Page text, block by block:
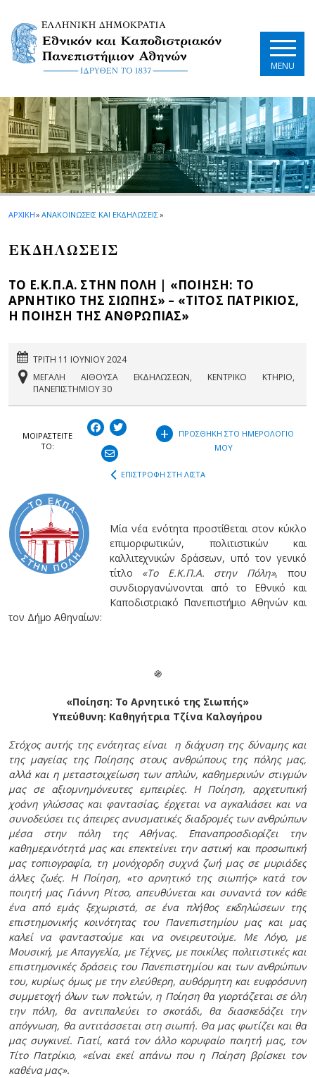
MENU
ΑΡΧΙΚΗ» ΑΝΑΚΟΙΝΩΣΕΙΣ ΚΑΙ ΕΚΔΗΛΩΣΕΙΣ»
EΚΔΗΛΩΣΕΙΣ
ΤΟ Ε.Κ.Π.Α. ΣΤΗΝ ΠΟΛΗ | «ΠΟΙΗΣΗ: ΤΟ
ΑΡΝΗΤΙΚΟ ΤΗΣ ΣΙΩΠΗΣ» – «ΤΙΤΟΣ ΠΑΤΡΙΚΙΟΣ,
Η ΠΟΙΗΣΗ ΤΗΣ ΑΝΘΡΩΠΙΑΣ»
ΤΡΙΤΗ 11 ΙΟΥΝΙΟΥ 2024
ΜΕΓΑΛΗ ΑΙΘΟΥΣΑ ΕΚΔΗΛΩΣΕΩΝ, ΚΕΝΤΡΙΚΟ ΚΤΗΡΙΟ,
ΠΑΝΕΠΙΣΤΗΜΙΟΥ 30
ΜΟΙΡΑΣΤEIΤΕ
ΤΟ:
+
ΠΡΟΣΘΗΚΗ ΣΤΟ ΗΜΕΡΟΛΟΓΙΟ
ΜΟΥ
ΕΠΙΣΤΡΟΦΗ ΣΤΗ ΛΙΣΤΑ
Μία νέα ενότητα προστίθεται στον κύκλο
επιμορφωτικών, πολιτιστικών και
καλλιτεχνικών δράσεων, υπό τον γενικό
τίτλο «Το Ε.Κ.Π.Α. στην Πόλη», που
συνδιοργανώνονται από το Εθνικό και
Καποδιστριακό Πανεπιστήμιο Αθηνών και
τον Δήμο Αθηναίων:
֍
«Ποίηση: Το Αρνητικό της Σιωπής»
Υπεύθυνη: Καθηγήτρια Τζίνα Καλογήρου
Στόχος αυτής της ενότητας είναι η διάχυση της δύναμης και
της μαγείας της Ποίησης στους ανθρώπους της πόλης μας,
αλλά και η μεταστοιχείωση των απλών, καθημερινών στιγμών
μας σε αξιομνημόνευτες εμπειρίες. Η Ποίηση, αρχετυπική
χοάνη γλώσσας και φαντασίας, έρχεται να αγκαλιάσει και να
συνοδεύσει τις άπειρες ανυσματικές διαδρομές των ανθρώπων
μέσα στην πόλη της Αθήνας. Επαναπροσδιορίζει την
καθημερινότητά μας και επεκτείνει την αστική και προσωπική
μας τοπιογραφία, τη μονόχορδη συχνά ζωή μας σε μυριάδες
άλλες ζωές. Η Ποίηση, «το αρνητικό της σιωπής» κατά τον
ποιητή μας Γιάννη Ρίτσο, απευθύνεται και συναντά τον κάθε
ένα από εμάς ξεχωριστά, σε ένα πλήθος εκδηλώσεων της
επιστημονικής κοινότητας του Πανεπιστημίου μας και μας
καλεί να φανταστούμε και να ονειρευτούμε. Με Λόγο, με
Μουσική, με Απαγγελία, με Τέχνες, με ποικίλες πολιτιστικές και
επιστημονικές δράσεις του Πανεπιστημίου και των ανθρώπων
του, κυρίως όμως με την ελεύθερη, αυθόρμητη και ευφρόσυνη
συμμετοχή όλων των πολιτών, η Ποίηση θα γιορτάζεται σε όλη
την πόλη, θα αντιπαλεύει το σκοτάδι, θα διασκεδάζει την
απόγνωση, θα αντιτάσσεται στη σιωπή. Θα μας φωτίζει και θα
μας συγκινεί. Γιατί, κατά τον άλλο κορυφαίο ποιητή μας, τον
Τίτο Πατρίκιο, «είναι εκεί απάνω που η Ποίηση βρίσκει τον
καθένα μας».